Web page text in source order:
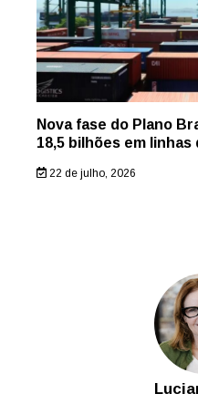
Nova fase do Plano
18,5 bilhões em
22 de julho, 2026